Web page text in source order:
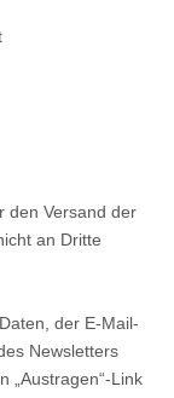
den Versand der
an Dritte
der E-Mail-
Newsletters
„Austragen“-Link